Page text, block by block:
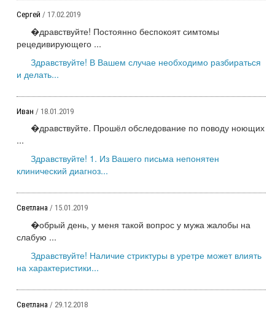
Сергей / 17.02.2019
�дравствуйте! Постоянно беспокоят симтомы
рецедивирующего ...
Здравствуйте! В Вашем случае необходимо разбираться
и делать...
Иван / 18.01.2019
�дравствуйте. Прошёл обследование по поводу ноющих
...
Здравствуйте! 1. Из Вашего письма непонятен
клинический диагноз...
Светлана / 15.01.2019
�обрый день, у меня такой вопрос у мужа жалобы на
слабую ...
Здравствуйте! Наличие стриктуры в уретре может влиять
на характеристики...
Светлана / 29.12.2018